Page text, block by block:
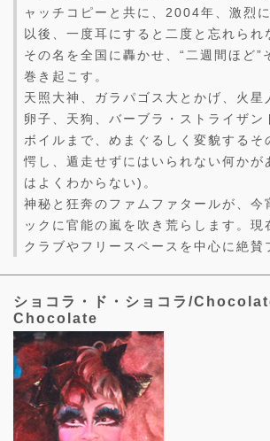
ャッチコピーと共に、2004年、激烈
以後、一度耳にすると二度と忘れられ
その名を全国に轟かせ、“二週間ほど”
巻き起こす。
天照大神、ガラパゴス大とかげ、火星
卵子、天狗、バーブラ・ストライザン
ボイルまで、めまぐるしく変貌するそ
愕し、遁走せずにはいられない何かが
はよくわからない)。
神秘と狂奔のファムファタールが、今
ックに官能の嵐を吹き荒らします。現
クラブやフリースペースを中心に絶賛
ショコラ・ド・ショコラ/
Chocolate